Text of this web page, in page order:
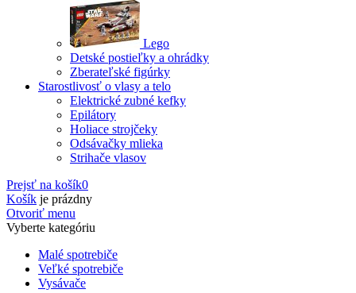
Lego
Detské postieľky a ohrádky
Zberateľské figúrky
Starostlivosť o vlasy a telo
Elektrické zubné kefky
Epilátory
Holiace strojčeky
Odsávačky mlieka
Strihače vlasov
Prejsť na košík0
Košík je prázdny
Otvoriť menu
Vyberte kategóriu
Malé spotrebiče
Veľké spotrebiče
Vysávače